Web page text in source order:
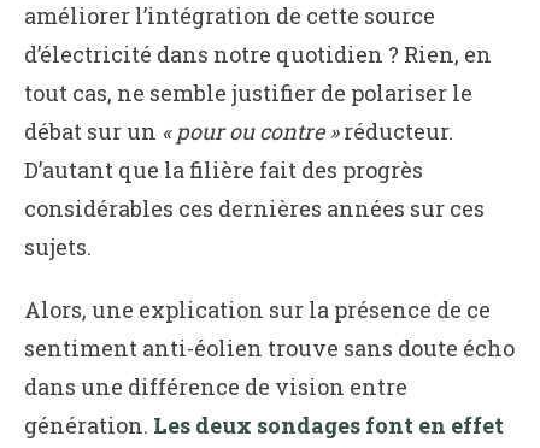
améliorer l’intégration de cette source
d’électricité dans notre quotidien ? Rien, en
tout cas, ne semble justifier de polariser le
débat sur un « pour ou contre »réducteur.
D’autant que la filière fait des progrès
considérables ces dernières années sur ces
sujets.
Alors, une explication sur la présence de ce
sentiment anti-éolien trouve sans doute écho
dans une différence de vision entre
génération. Les deux sondages font en effet